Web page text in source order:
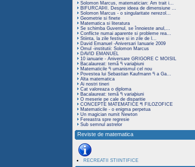
Solomon Marcus, matematician: Am trait i...
BIFURCAÞII. Despre ideea de dimensiune ...
Solomon Marcus - o singularitate nerezol...
Geometrie si finete
Matematica si literatura
Se schimba Guvernul, se înnoieste anul,...
Conflicte numai aparente si probleme rea...
Stiinta, la zile festive si in zile de l...
David Emanuel -Aniversari Ianuarie 2009
Omul -institutii: Solomon Marcus
DAVID EMANUEL
10 ianuarie - Aniversare GRIGORE C MOISIL
Bacalaureat: temã ºi variaþiuni
Matematicile ºi umanismul cel nou
Povestea lui Sebastian Kaufmann ºi a Ga...
Alta matematica
Ai nostri tineri
Cat valoreaza o diploma
Bacalaureat: temã ºi variaþiuni
O meserie pe cale de disparitie
CONCEPTE MATEMATICE ªI FILOZOFICE
Matematicile - o enigma perpetua
Un magician numit Newton
Fereastra spre regresie
Sub semnul astrelor
Reviste de matematica
RECREATII STIINTIFICE